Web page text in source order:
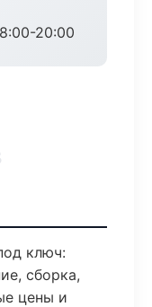
20:00
ключ:
сборка,
цены и